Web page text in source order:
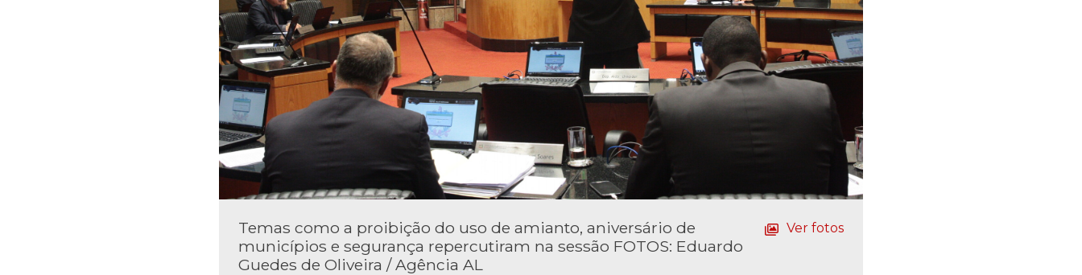
Temas como a proibição do uso de amianto, aniversário de
municípios e segurança repercutiram na sessão FOTOS: Eduardo
Guedes de Oliveira / Agência AL
Ver fotos